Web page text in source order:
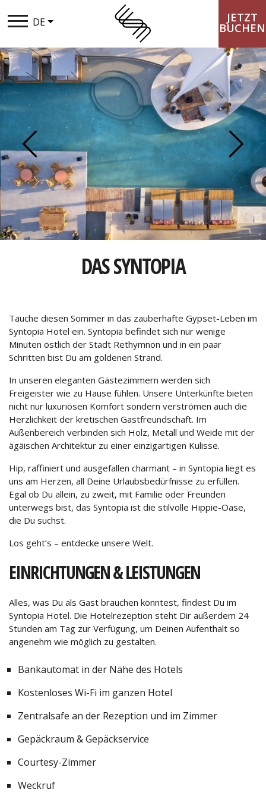
DE JETZT
BUCHEN
DAS SYNTOPIA
AUFENTHALT
KULINARISCHES
FREIZEIT
LOYALTY CLUB
DEALS & ANGEBOTE
GALLERIE
KONTAKT
KARRIERE
Previous Next
DAS SYNTOPIA
Tauche diesen Sommer in das zauberhafte Gypset-Leben im
Syntopia Hotel ein. Syntopia befindet sich nur wenige
Minuten östlich der Stadt Rethymnon und in ein paar
Schritten bist Du am goldenen Strand.
In unseren eleganten Gästezimmern werden sich
Freigeister wie zu Hause fühlen. Unsere Unterkünfte bieten
nicht nur luxuriösen Komfort sondern verströmen auch die
Herzlichkeit der kretischen Gastfreundschaft. Im
Außenbereich verbinden sich Holz, Metall und Weide mit der
ägäischen Architektur zu einer einzigartigen Kulisse.
Hip, raffiniert und ausgefallen charmant – in Syntopia liegt es
uns am Herzen, all Deine Urlaubsbedürfnisse zu erfüllen.
Egal ob Du allein, zu zweit, mit Familie oder Freunden
unterwegs bist, das Syntopia ist die stilvolle Hippie-Oase,
die Du suchst.
Los geht’s – entdecke unsere Welt.
EINRICHTUNGEN & LEISTUNGEN
Alles, was Du als Gast brauchen könntest, findest Du im
Syntopia Hotel. Die Hotelrezeption steht Dir außerdem 24
Stunden am Tag zur Verfügung, um Deinen Aufenthalt so
angenehm wie möglich zu gestalten.
Bankautomat in der Nähe des Hotels
Kostenloses Wi-Fi im ganzen Hotel
Zentralsafe an der Rezeption und im Zimmer
Gepäckraum & Gepäckservice
Courtesy-Zimmer
Weckruf